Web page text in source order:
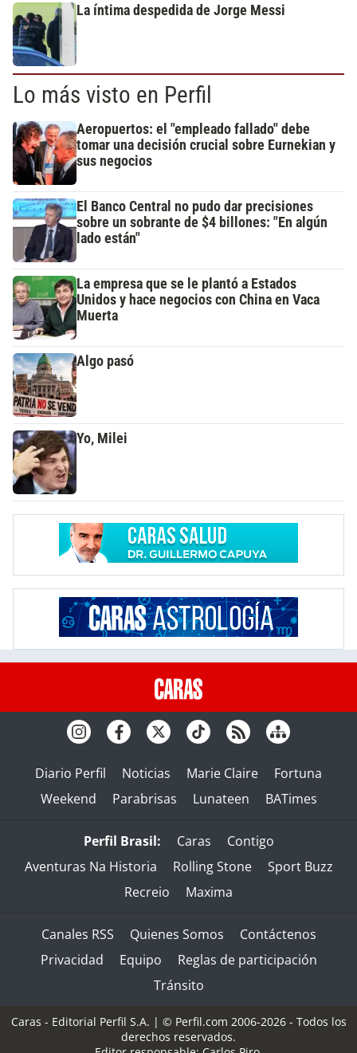
La íntima despedida de Jorge Messi
Lo más visto en Perfil
Aeropuertos: el "empleado fallado" debe
tomar una decisión crucial sobre Eurnekian y
sus negocios
El Banco Central no pudo dar precisiones
sobre un sobrante de $4 billones: "En algún
lado están"
La empresa que se le plantó a Estados
Unidos y hace negocios con China en Vaca
Muerta
Algo pasó
Yo, Milei
Diario Perfil Noticias Marie Claire
Fortuna
Weekend
Parabrisas Lunateen BATimes
Perfil Brasil: Caras
Contigo
Aventuras Na Historia
Rolling Stone
Sport Buzz
Recreio
Maxima
Canales RSS Quienes Somos
Contáctenos
Privacidad
Equipo
Reglas de participación
Tránsito
Caras - Editorial Perfil S.A. | © Perfil.com 2006-2026 - Todos los
derechos reservados.